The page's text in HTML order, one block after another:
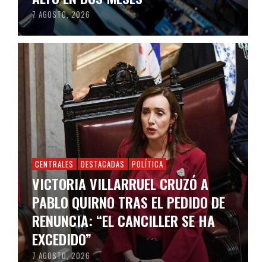
7 AGOSTO, 2026
CENTRALES DESTACADAS POLÍTICA
VICTORIA VILLARRUEL CRUZÓ A
PABLO QUIRNO TRAS EL PEDIDO DE
RENUNCIA: “EL CANCILLER SE HA
EXCEDIDO”
7 AGOSTO, 2026